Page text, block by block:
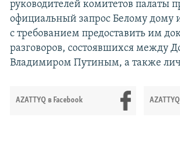
руководителей комитетов палаты
официальный запрос Белому дому
с требованием предоставить им
разговоров, состоявшихся между
Владимиром Путиным, а также
AZATTYQ в Facebook